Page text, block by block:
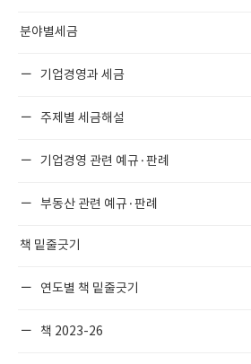
분야별세금
기업경영과 세금
주제별 세금해설
기업경영 관련 예규·판례
부동산 관련 예규·판례
책 밑줄긋기
연도별 책 밑줄긋기
책 2023-26